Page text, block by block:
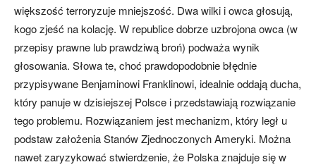
większość terroryzuje mniejszość. Dwa wilki i owca głosują,
kogo zjeść na kolację. W republice dobrze uzbrojona owca (w
przepisy prawne lub prawdziwą broń) podważa wynik
głosowania. Słowa te, choć prawdopodobnie błędnie
przypisywane Benjaminowi Franklinowi, idealnie oddają ducha,
który panuje w dzisiejszej Polsce i przedstawiają rozwiązanie
tego problemu. Rozwiązaniem jest mechanizm, który legł u
podstaw założenia Stanów Zjednoczonych Ameryki. Można
nawet zaryzykować stwierdzenie, że Polska znajduje się w